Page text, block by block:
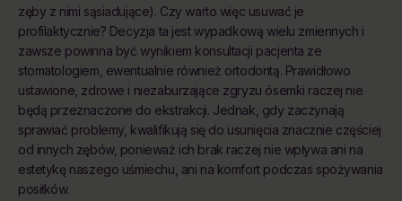
zęby z nimi sąsiadujące). Czy warto więc usuwać je
profilaktycznie? Decyzja ta jest wypadkową wielu zmiennych i
zawsze powinna być wynikiem konsultacji pacjenta ze
stomatologiem, ewentualnie również ortodontą. Prawidłowo
ustawione, zdrowe i niezaburzające zgryzu ósemki raczej nie
będą przeznaczone do ekstrakcji. Jednak, gdy zaczynają
sprawiać problemy, kwalifikują się do usunięcia znacznie częściej
od innych zębów, ponieważ ich brak raczej nie wpływa ani na
estetykę naszego uśmiechu, ani na komfort podczas spożywania
posiłków.